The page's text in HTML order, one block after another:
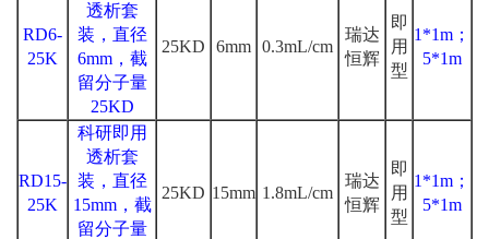
RD6-
25K
透析套
装，直径
6mm，截
留分子量
25KD
25KD 6mm 0.3mL/cm
瑞达
恒辉
即
用
型
1*1m；
5*1m
RD15-
25K
科研即用
透析套
装，直径
15mm，截
留分子量
25KD 15mm 1.8mL/cm
瑞达
恒辉
即
用
型
1*1m；
5*1m